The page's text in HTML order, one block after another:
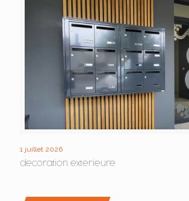
1 juillet 2026
decoration exterieure